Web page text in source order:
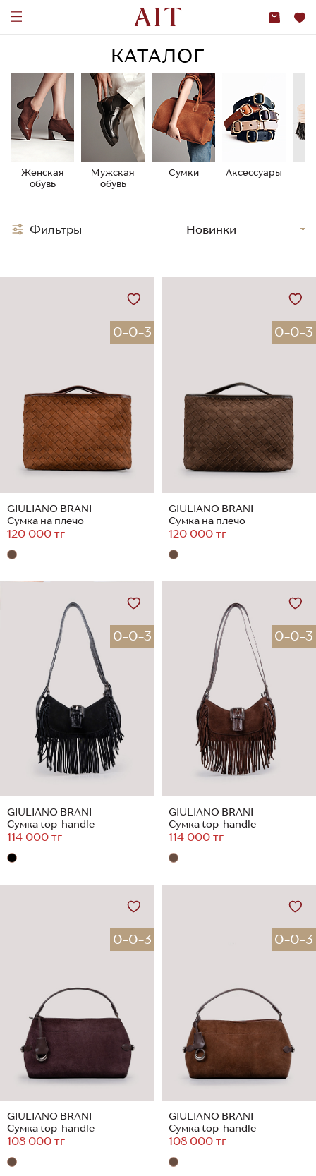
КАТАЛОГ
Женская
обувь
Мужская
обувь
Сумки Аксессуары
0-0-3
GIULIANO BRANI
Сумка на плечо
120 000 тг
0-0-3
GIULIANO BRANI
Сумка на плечо
120 000 тг
0-0-3
GIULIANO BRANI
Сумка top-handle
114 000 тг
0-0-3
GIULIANO BRANI
Сумка top-handle
114 000 тг
0-0-3
GIULIANO BRANI
Сумка top-handle
108 000 тг
0-0-3
GIULIANO BRANI
Сумка top-handle
108 000 тг
Фильтры